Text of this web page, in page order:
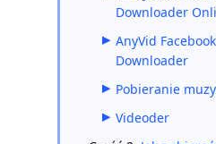
Downloader
AnyVid
Downloader
Pobieranie
Videoder